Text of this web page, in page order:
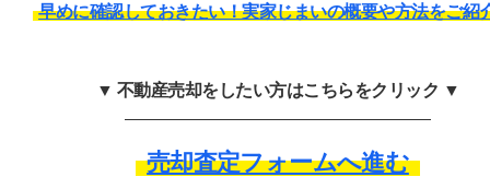
早めに確認しておきたい！実家じまいの概要や方法をご紹
▼ 不動産売却をしたい方はこちらをクリック ▼
売却査定フォームへ進む